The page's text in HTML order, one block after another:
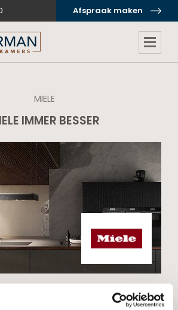
Afspraak maken
MIELE
IMMER BESSER
is ons motto - Immer Besser is ons
doel.